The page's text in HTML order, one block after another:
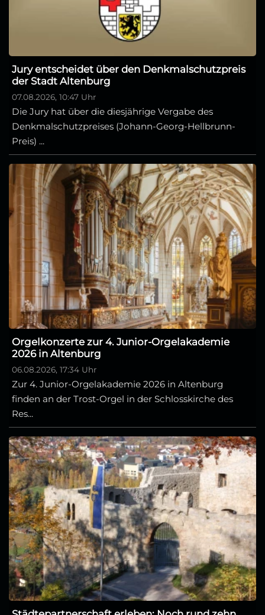
Jury entscheidet über den Denkmalschutzpreis
der Stadt Altenburg
07.08.2026, 10:47 Uhr
Die Jury hat über die diesjährige Vergabe des
Denkmalschutzpreises (Johann-Georg-Hellbrunn-
Preis) ...
Orgelkonzerte zur 4. Junior-Orgelakademie
2026 in Altenburg
06.08.2026, 17:34 Uhr
Zur 4. Junior-Orgelakademie 2026 in Altenburg
finden an der Trost-Orgel in der Schlosskirche des
Res...